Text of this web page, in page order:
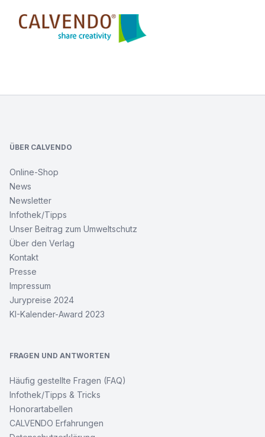
Calvendo
ÜBER CALVENDO
Online-Shop
News
Newsletter
Infothek/Tipps
Unser Beitrag zum Umweltschutz
Über den Verlag
Kontakt
Presse
Impressum
Jurypreise 2024
KI-Kalender-Award 2023
FRAGEN UND ANTWORTEN
Häufig gestellte Fragen (FAQ)
Infothek/Tipps & Tricks
Honorartabellen
CALVENDO Erfahrungen